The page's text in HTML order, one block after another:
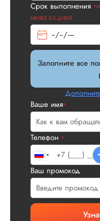
Срок выполнения
МЕНЕЕ 2-Х ДНЕЙ
Заполните все
Ваше имя*
Телефон *
Ваш промокод